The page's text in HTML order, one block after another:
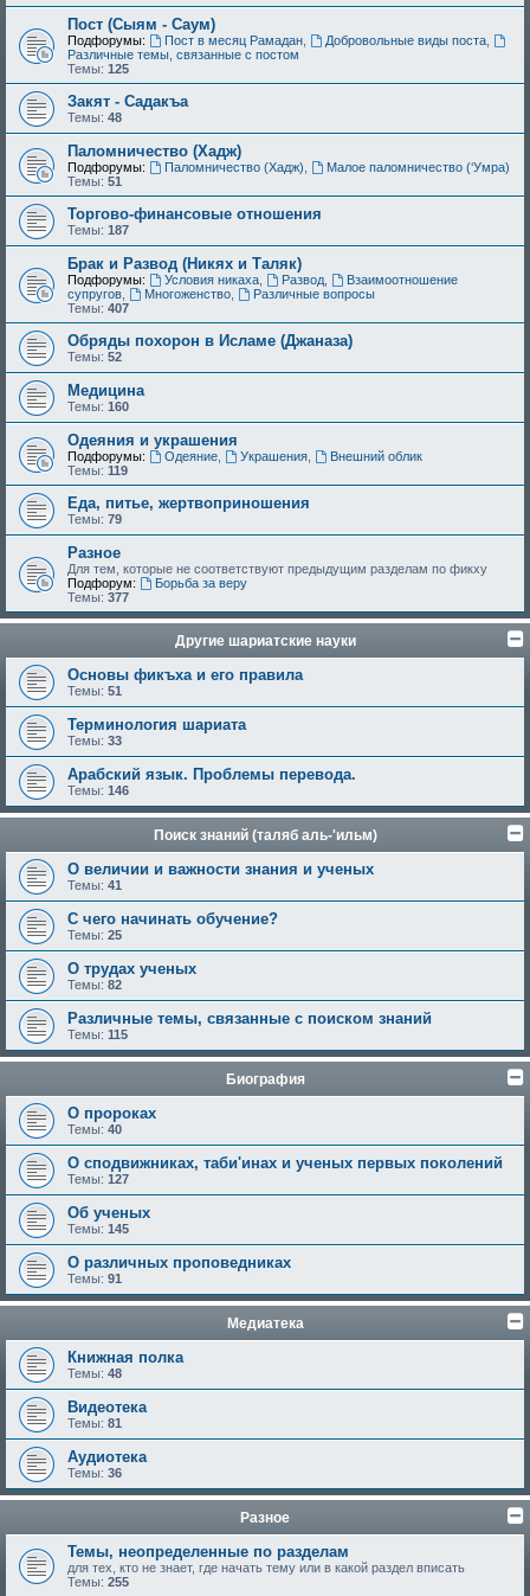
Пост (Сыям - Саум)
Подфорумы: Пост в месяц Рамадан, Добровольные виды поста,
Различные темы, связанные с постом
Темы: 125
Закят - Cадакъа
Темы: 48
Паломничество (Хадж)
Подфорумы: Паломничество (Хадж)
Малое паломничество (‘Умра)
Темы: 51
Торгово-финансовые отношения
Темы: 187
Брак и Развод (Никях и Таляк)
Подфорумы: Условия никаха, Развод,
Взаимоотношение
супругов
Многоженство,
Различные вопросы
Темы: 407
Обряды похорон в Исламе (Джаназа)
Темы: 52
Медицина
Темы: 160
Одеяния и украшения
Подфорумы: Одеяние, Украшения,
Внешний облик
Темы: 119
Еда, питье, жертвоприношения
Темы: 79
Разное
Для тем, которые не соответствуют предыдущим разделам по фикху
Подфорум:
Борьба за веру
Темы: 377
Другие шариатские науки
Основы фикъха и его правила
Темы: 51
Терминология шариата
Темы: 33
Арабский язык. Проблемы перевода.
Темы: 146
Поиск знаний (таляб аль-'ильм)
О величии и важности знания и ученых
Темы: 41
С чего начинать обучение?
Темы: 25
О трудах ученых
Темы: 82
Различные темы, связанные с поиском знаний
Темы: 115
Биография
О пророках
Темы: 40
О сподвижниках, таби'инах и ученых первых поколений
Темы: 127
Об ученых
Темы: 145
О различных проповедниках
Темы: 91
Медиатека
Книжная полка
Темы: 48
Видеотека
Темы: 81
Аудиотека
Темы: 36
Разное
Темы, неопределенные по разделам
для тех, кто не знает, где начать тему или в какой раздел вписать
Темы: 255